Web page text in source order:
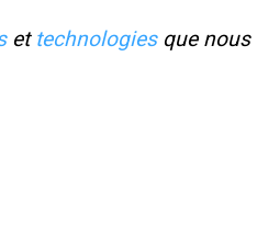
et technologiesque nous